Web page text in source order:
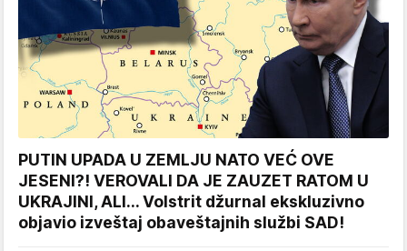
PUTIN UPADA U ZEMLJU NATO VEĆ OVE
JESENI?! VEROVALI DA JE ZAUZET RATOM U
UKRAJINI, ALI... Volstrit džurnal ekskluzivno
objavio izveštaj obaveštajnih službi SAD!